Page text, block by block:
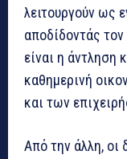
λειτουργούν ως
αποδίδοντάς
είναι η
καθημερινή
και των
Από την άλλη, οι